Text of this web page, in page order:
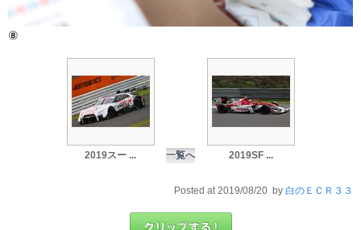
⑧
2019スー ... 一覧へ 2019SF ...
Posted at 2019/08/20 by 白のＥＣＲ３３